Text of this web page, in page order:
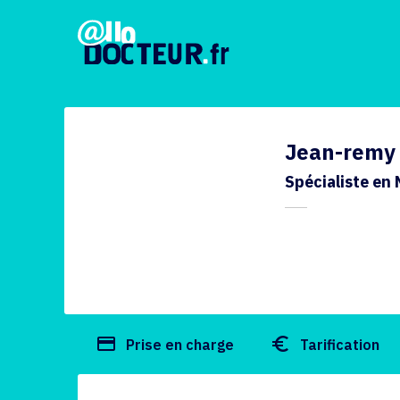
Jean-remy
Spécialiste en
payment Prise en charge euro_symbol Tarification